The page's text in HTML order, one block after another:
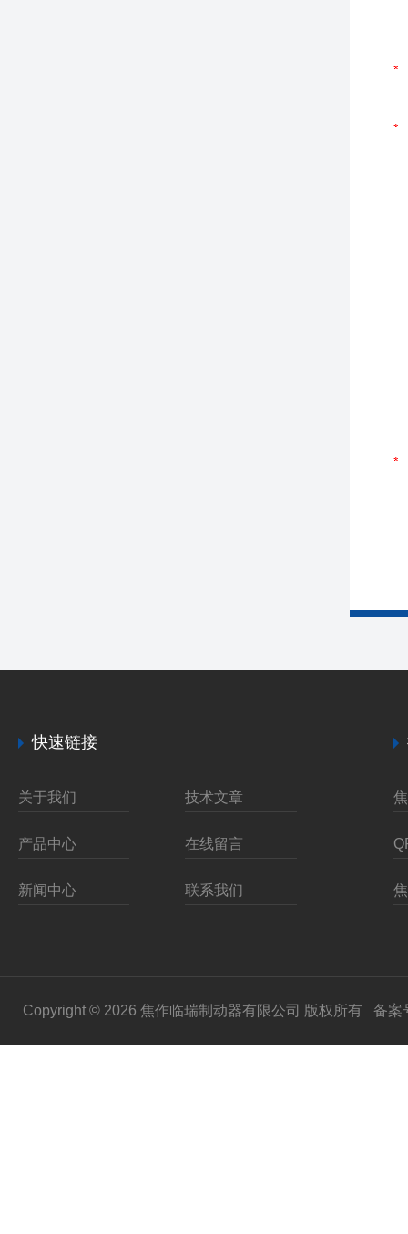
快速链接
关于我们 技术文章
产品中心 在线留言
新闻中心 联系我们
Copyright © 2026 焦作临瑞制动器有限公司 版权所有 备案